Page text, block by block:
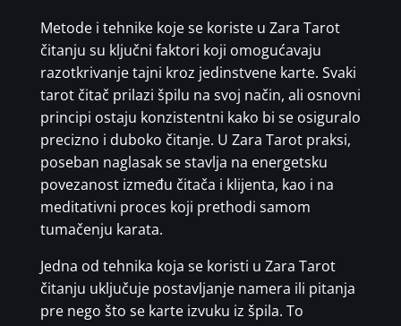
Metode i tehnike koje se koriste u Zara Tarot
čitanju su ključni faktori koji omogućavaju
razotkrivanje tajni kroz jedinstvene karte. Svaki
tarot čitač prilazi špilu na svoj način, ali osnovni
principi ostaju konzistentni kako bi se osiguralo
precizno i duboko čitanje. U Zara Tarot praksi,
poseban naglasak se stavlja na energetsku
povezanost između čitača i klijenta, kao i na
meditativni proces koji prethodi samom
tumačenju karata.
Jedna od tehnika koja se koristi u Zara Tarot
čitanju uključuje postavljanje namera ili pitanja
pre nego što se karte izvuku iz špila. To